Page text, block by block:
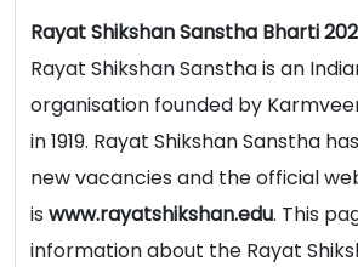
Rayat Shikshan Sanstha Bharti
Rayat Shikshan Sanstha is an
organisation founded by
in 1919. Rayat Shikshan Sanstha
new vacancies and the official
is www.rayatshikshan.edu. This
information about the Rayat